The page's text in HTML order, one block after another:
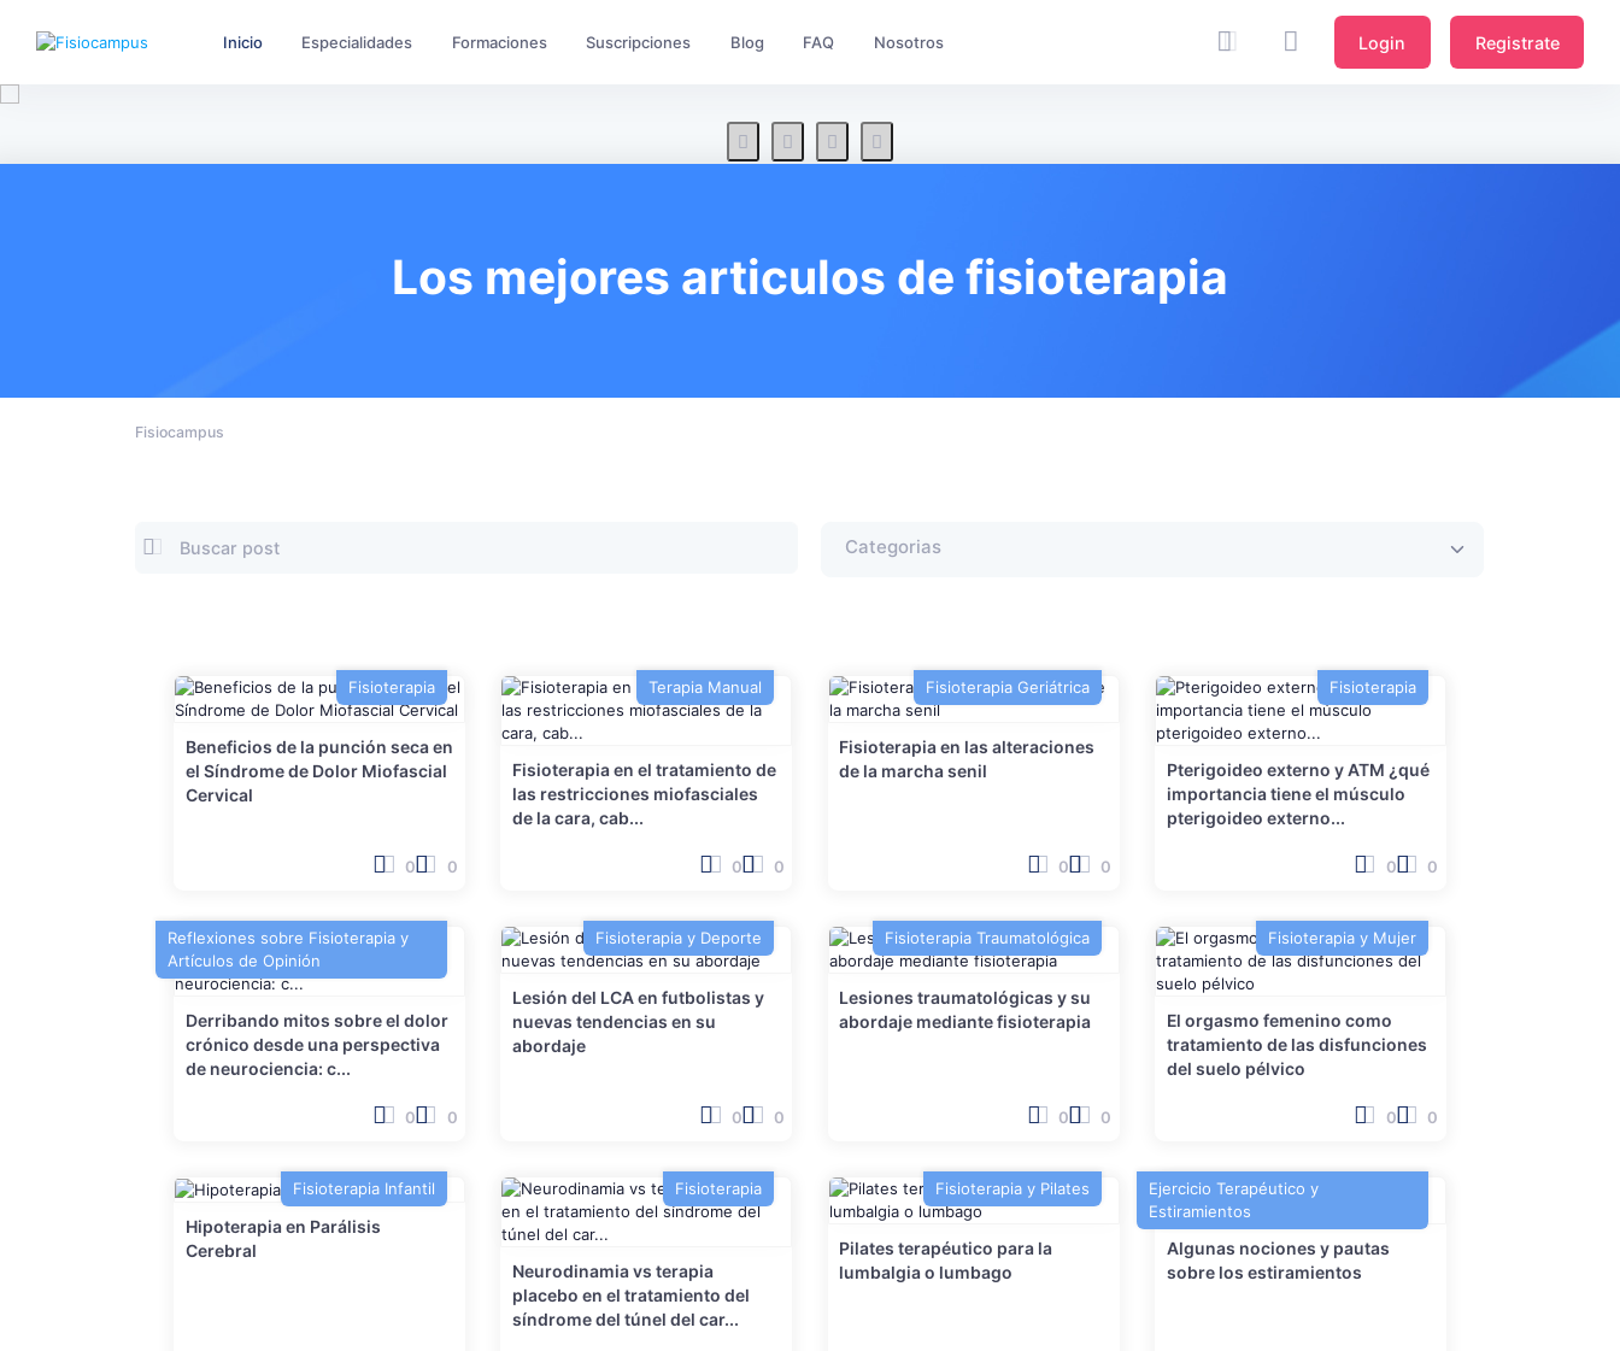
Inicio Especialidades Formaciones Suscripciones Blog FAQ Nosotros Login Registrate
Los mejores articulos de fisioterapia
Fisiocampus
Fisioterapia
Beneficios de la punción seca en
el Síndrome de Dolor Miofascial
Cervical
0 0
Terapia Manual
Fisioterapia en el tratamiento de
las restricciones miofasciales
de la cara, cab...
0 0
Fisioterapia Geriátrica
Fisioterapia en las alteraciones
de la marcha senil
0 0
Fisioterapia
Pterigoideo externo y ATM ¿qué
importancia tiene el músculo
pterigoideo externo...
0 0
Reflexiones sobre Fisioterapia y
Artículos de Opinión
Derribando mitos sobre el dolor
crónico desde una perspectiva
de neurociencia: c...
0 0
Fisioterapia y Deporte
Lesión del LCA en futbolistas y
nuevas tendencias en su
abordaje
0 0
Fisioterapia Traumatológica
Lesiones traumatológicas y su
abordaje mediante fisioterapia
0 0
Fisioterapia y Mujer
El orgasmo femenino como
tratamiento de las disfunciones
del suelo pélvico
0 0
Fisioterapia Infantil
Hipoterapia en Parálisis
Cerebral
Fisioterapia
Neurodinamia vs terapia
placebo en el tratamiento del
síndrome del túnel del car...
Fisioterapia y Pilates
Pilates terapéutico para la
lumbalgia o lumbago
Ejercicio Terapéutico y
Estiramientos
Algunas nociones y pautas
sobre los estiramientos